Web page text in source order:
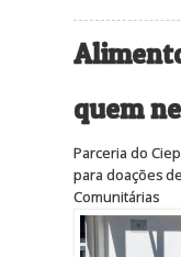
quem
Parceria do
para doações
Comunitárias